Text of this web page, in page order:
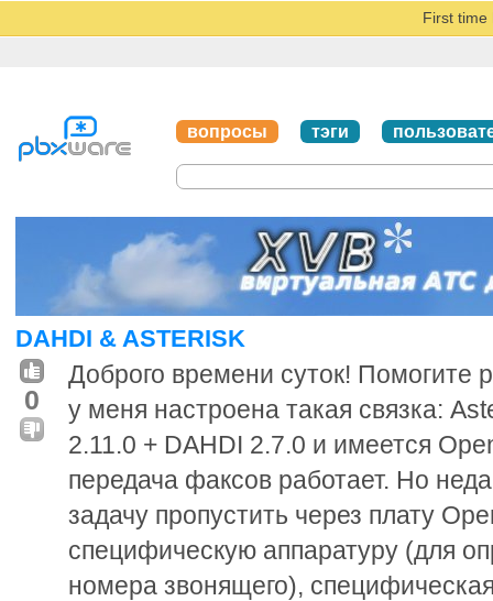
First time
вопросы тэги
DAHDI & ASTERISK
0
Доброго времени суток! Помогите
у меня настроена такая связка:
2.11.0 + DAHDI 2.7.0 и имеется
передача факсов работает. Но
задачу пропустить через плату
специфическую аппаратуру (для
номера звонящего),